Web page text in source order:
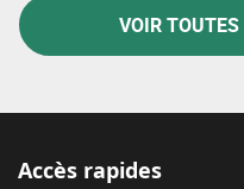
VOIR
Accès rapides